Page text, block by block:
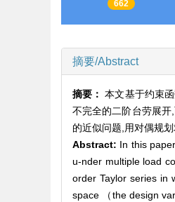
662
摘要/Abstract
摘要：本文基于约束
不完全的二阶台劳展
的近似问题,用对偶规
Abstract: In this
u-nder multiple load
order Taylor series in
space （the design